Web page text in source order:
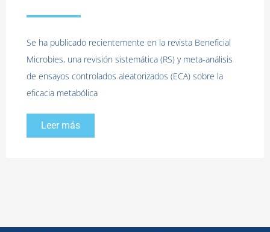
Se ha publicado recientemente en la revista Beneficial
Microbies, una revisión sistemática (RS) y meta-análisis
de ensayos controlados aleatorizados (ECA) sobre la
eficacia metabólica
Leer más